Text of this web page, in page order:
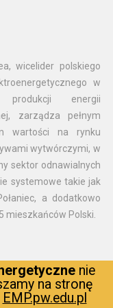
wicelider polskiego
w
produkcji energii
zarządza pełnym
wartości na rynku
wytwórczymi, w
sektor odnawialnych
systemowe takie jak
a dodatkowo
mieszkańców Polski.
Natomiast w
nie podaje więcej
nie
na stronę
EMP.pw.edu.pl